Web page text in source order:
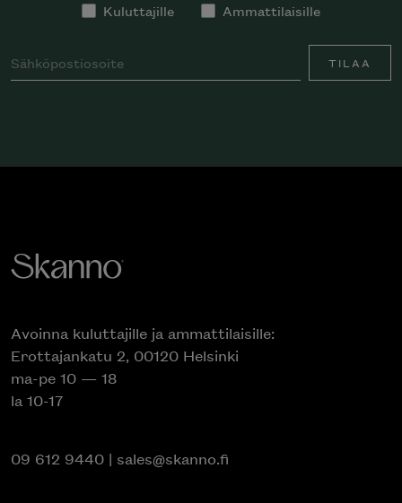
Kuluttajille Ammattilaisille
TILAA
Avoinna kuluttajille ja ammattilaisille:
Erottajankatu 2, 00120 Helsinki
ma-pe 10 — 18
la 10-17
09 612 9440 | sales@skanno.fi